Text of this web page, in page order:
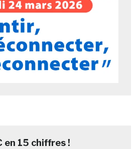
en 15 chiffres !